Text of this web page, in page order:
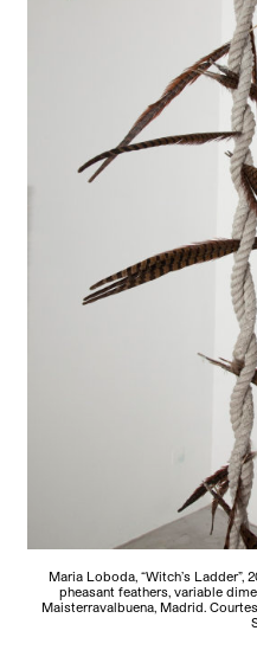
Maria Loboda, “Witch’s Ladder”,
pheasant feathers, variable
Maisterravalbuena, Madrid.